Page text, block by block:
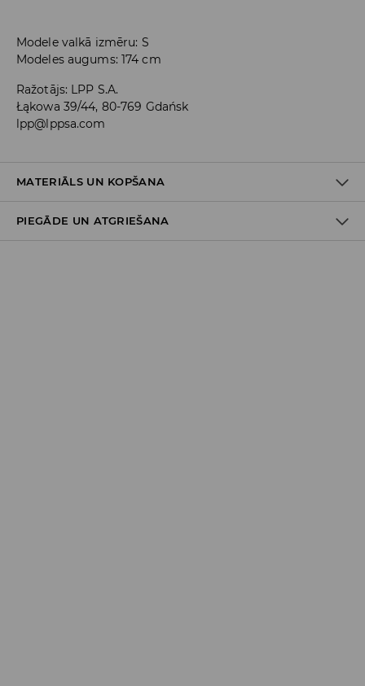
Modele valkā izmēru: S
Modeles augums: 174 cm
Ražotājs: LPP S.A.
Łąkowa 39/44, 80-769 Gdańsk
lpp@lppsa.com
MATERIĀLS UN KOPŠANA
PIRMAIS MATERIĀLS: 100% KOKVILNA
PIEGĀDE UN ATGRIEŠANA